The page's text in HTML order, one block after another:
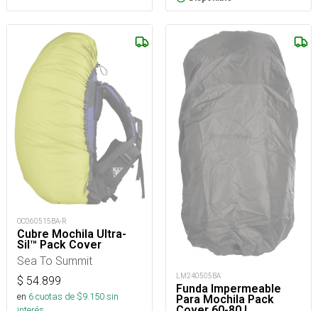
OC060515BA-R
Cubre Mochila Ultra-
Sil™ Pack Cover
Sea To Summit
$ 54.899
en 6cuotas de $9.150sin
LM240505BA
Funda Impermeable
Para Mochila Pack